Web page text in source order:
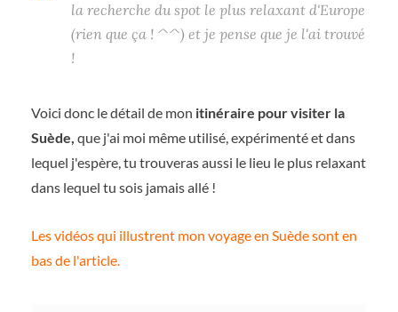
la recherche du spot le plus relaxant d'Europe
(rien que ça ! ^^) et je pense que je l'ai trouvé
!
Voici donc le détail de mon itinéraire pour visiter la
Suède, que j'ai moi même utilisé, expérimenté et dans
lequel j'espère, tu trouveras aussi le lieu le plus relaxant
dans lequel tu sois jamais allé !
Les vidéos qui illustrent mon voyage en Suède sont en
bas de l'article.